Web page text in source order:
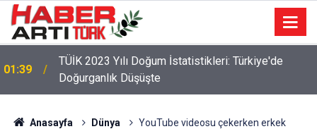
01:39
TÜİK 2023 Yılı Doğum İstatistikleri: Türkiye'de
Doğurganlık Düşüşte
Anasayfa Dünya
YouTube videosu çekerken erkek